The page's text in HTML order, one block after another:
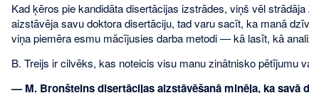
Kad ķēros pie kandidāta disertācijas izstrādes, viņš vēl
aizstāvēja savu doktora disertāciju, tad varu sacīt, ka manā
viņa piemēra esmu mācījusies darba metodi — kā lasīt, kā
B. Treijs ir cilvēks, kas noteicis visu manu zinātnisko pētījumu
— M. Bronšteins disertācijas aizstāvēšanā minēja, ka